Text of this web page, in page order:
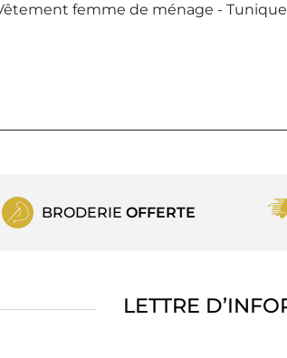
femme de ménage - Tunique
BRODERIE OFFERTE
LETTRE